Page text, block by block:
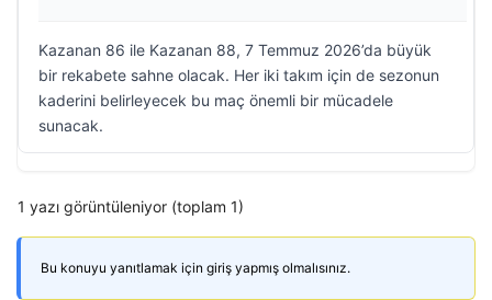
Kazanan 86 ile Kazanan 88, 7 Temmuz 2026’da büyük
bir rekabete sahne olacak. Her iki takım için de sezonun
kaderini belirleyecek bu maç önemli bir mücadele
sunacak.
1 yazı görüntüleniyor (toplam 1)
Bu konuyu yanıtlamak için giriş yapmış olmalısınız.